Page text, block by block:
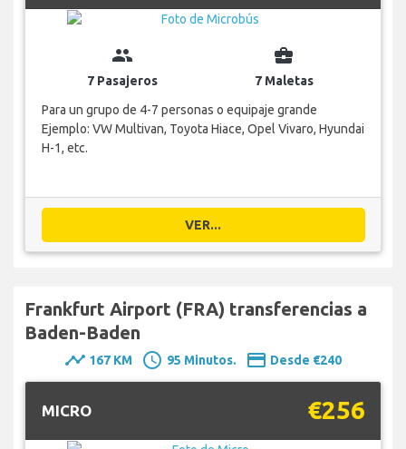
group
7 Pasajeros
business_center
7 Maletas
Para un grupo de 4-7 personas o equipaje grande
Ejemplo: VW Multivan, Toyota Hiace, Opel Vivaro, Hyundai
H-1, etc.
VER...
Frankfurt Airport (FRA) transferencias a
Baden-Baden
timeline 167 KM schedule 95 Minutos. payment Desde €240
MICRO €256